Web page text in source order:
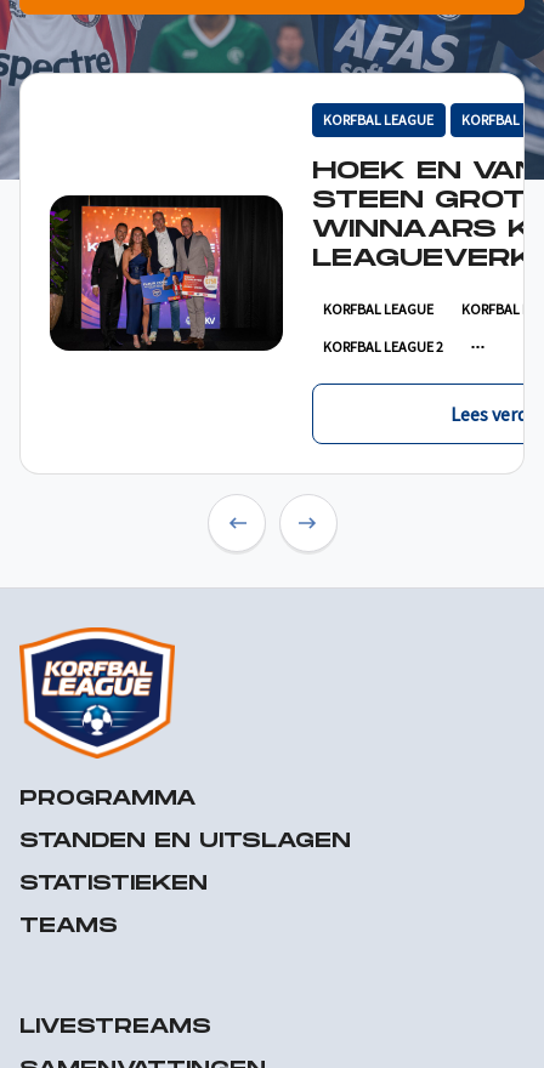
KORFBAL LEAGUE KORFBAL
HOEK EN VAN
STEEN
WINNAARS
KORFBAL LEAGUE KORFBAL
KORFBAL LEAGUE 2
Lees verder
PROGRAMMA
STANDEN EN UITSLAGEN
STATISTIEKEN
TEAMS
LIVESTREAMS